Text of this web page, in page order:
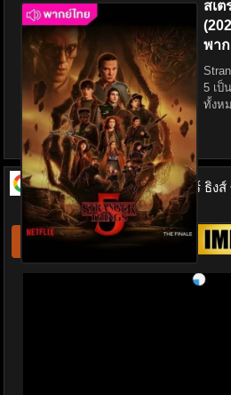
สเ
พา
5 เป็
ทั้งห
ดูซีรี่ย์ ออนไลน์ สเตรนเจอร์ ธิง
Things 5 พากย์ไทย
รีเฟชหนังไม่เล่น แจ้งหนังเสีย